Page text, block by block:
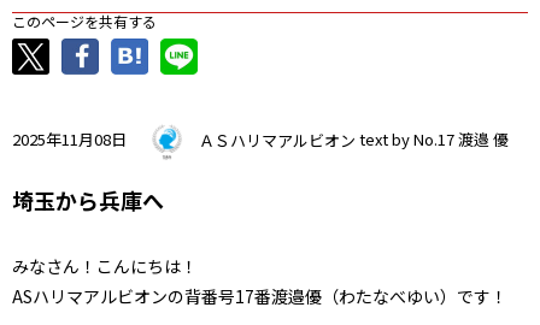
このページを共有する
2025年11月08日 ＡＳハリマアルビオン text by No.17 渡邉 優
埼玉から兵庫へ
みなさん！こんにちは！
ASハリマアルビオンの背番号17番渡邉優（わたなべゆい）です！